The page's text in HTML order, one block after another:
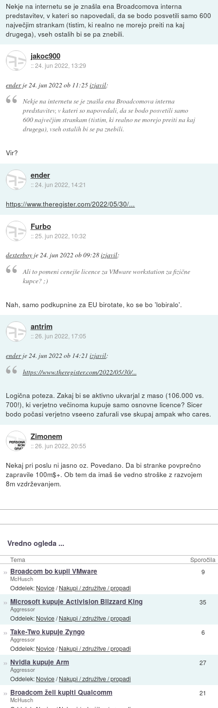
Nekje na internetu se je znašla ena Broadcomova interna
predstavitev, v kateri so napovedali, da se bodo posvetili samo 600
največjim strankam (tistim, ki realno ne morejo preiti na kaj
drugega), vseh ostalih bi se pa znebili.
jakoc900
::24. jun 2022, 13:29
enderje24. jun 2022 ob 11:25izjavil:
Nekje na internetu se je znašla ena Broadcomova interna
predstavitev, v kateri so napovedali, da se bodo posvetili samo
600 največjim strankam (tistim, ki realno ne morejo preiti na kaj
drugega), vseh ostalih bi se pa znebili.
Vir?
ender
::24. jun 2022, 14:21
https://www.theregister.com/2022/05/30/...
Furbo
::25. jun 2022, 10:32
dexterboy je24. jun 2022 ob 09:28izjavil:
Ali to pomeni cenejše licence za VMware workstation za fizične
kupce? ;)
Nah, samo podkupnine za EU birotate, ko se bo 'lobiralo'.
antrim
::26. jun 2022, 17:05
enderje24. jun 2022 ob 14:21 izjavil:
https://www.theregister.com/2022/05/30/...
Logična poteza. Zakaj bi se aktivno ukvarjal z maso (106.000 vs.
700!), ki verjetno večinoma kupuje samo osnovne licence? Sicer
bodo počasi verjetno vseeno zafurali vse skupaj ampak who cares.
Zimonem
::26. jun 2022, 20:55
Nekaj pri poslu ni jasno oz. Povedano. Da bi stranke povprečno
zapravile 100m$+. Ob tem da imaš še vedno stroške z razvojem
8m vzdrževanjem.
Vredno ogleda ...
Tema Sporočila
» Broadcom bo kupil VMware
McHusch
Oddelek: Novice/Nakupi / združitve / propadi
9
» Microsoft kupuje Activision Blizzard King
Aggressor
Oddelek: Novice/Nakupi / združitve / propadi
35
» Take-Two kupuje Zyngo
Aggressor
Oddelek: Novice/Nakupi / združitve / propadi
6
» Nvidia kupuje Arm
Aggressor
Oddelek: Novice/Nakupi / združitve / propadi
27
» Broadcom želi kupiti Qualcomm
McHusch
21